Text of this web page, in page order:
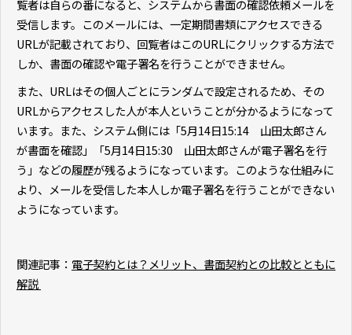
覧者は自らの番になると、システムから書面の確認依頼メールを
受信します。このメールには、一定期間書類にアクセスできる
URLが記載されており、回覧者はこのURLにクリックする方法で
しか、書面の確認や電子署名を行うことができません。
また、URLはその個人ごとにランダムで設定されるため、その
URLからアクセスした人が本人ということが分かるようになって
います。また、システム側には「5月14日15:14 山田太郎さん
が書面を確認」「5月14日15:30 山田太郎さんが電子署名を行
う」などの履歴が残るようになっています。このような仕組みに
より、メールを受信した本人しか電子署名を行うことができない
ようになっています。
関連記事： 電子契約とは？メリット、書面契約との比較とともに
解説